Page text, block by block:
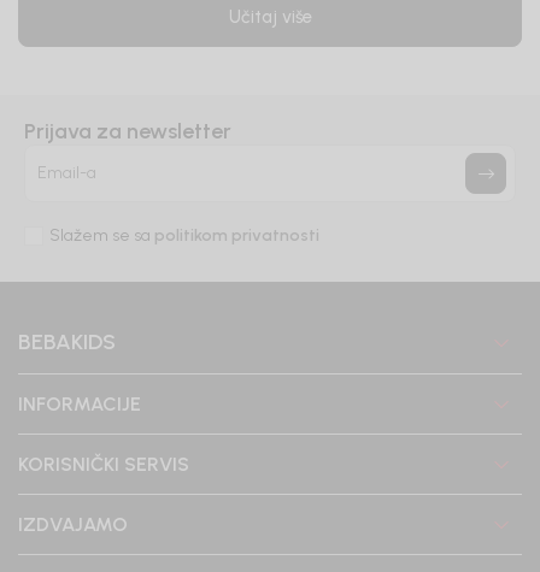
Učitaj više
Prijava za newsletter
Email-a
Slažem se sa politikom privatnosti
BEBAKIDS
INFORMACIJE
KORISNIČKI SERVIS
IZDVAJAMO